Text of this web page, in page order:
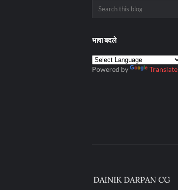
भाषा बदले
Powered by Translate